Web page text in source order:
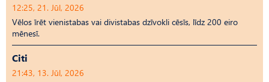
12:25, 21. Jūl, 2026
Vēlos īrēt vienistabas vai divistabas dzīvokli cēsīs, līdz 200 eiro
mēnesī.
Citi
21:43, 13. Jūl, 2026